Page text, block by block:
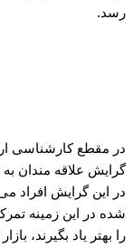
رسد.
در مقطع کارشناسی
گرایش علاقه مندان به
در این گرایش
شده در این زمینه
را بهتر یاد بگیرند،